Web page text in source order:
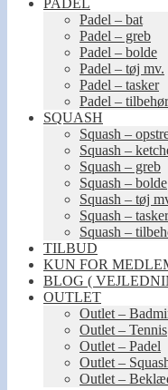
PADEL
Padel – bat
Padel – greb
Padel – bolde
Padel – tøj mv.
Padel – tasker
Padel – tilbehør
SQUASH
Squash –
Squash –
Squash – greb
Squash – bolde
Squash – tøj
Squash – tasker
Squash –
TILBUD
KUN FOR
BLOG (
OUTLET
Outlet –
Outlet – Tennis
Outlet – Padel
Outlet –
Outlet –